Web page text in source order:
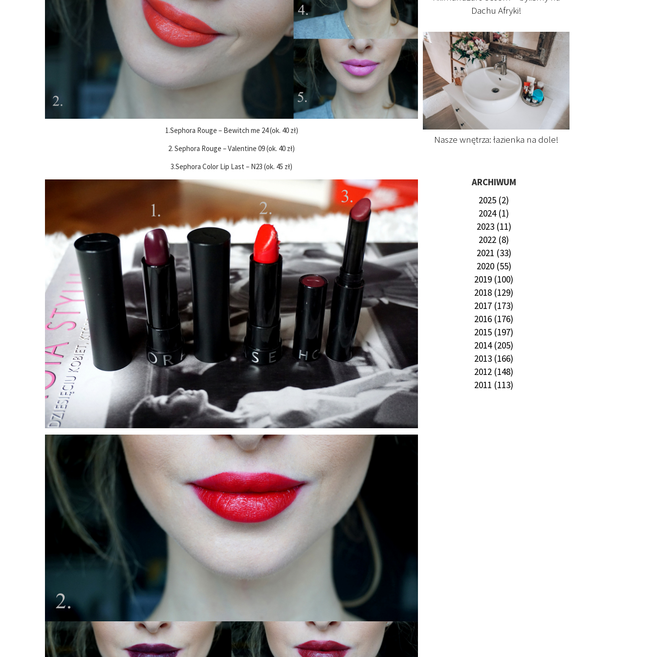
1.Sephora Rouge – Bewitch me 24 (ok. 40 zł)
2. Sephora Rouge – Valentine 09 (ok. 40 zł)
3.Sephora Color Lip Last – N23 (ok. 45 zł)
Dachu Afryki!
Nasze wnętrza: łazienka na dole!
ARCHIWUM
2025 (2)
2024 (1)
2023 (11)
2022 (8)
2021 (33)
2020 (55)
2019 (100)
2018 (129)
2017 (173)
2016 (176)
2015 (197)
2014 (205)
2013 (166)
2012 (148)
2011 (113)